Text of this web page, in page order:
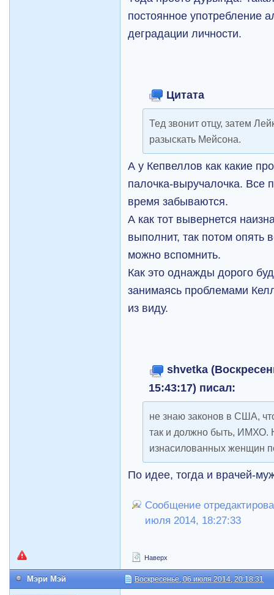
постоянное употребление
деградации личности.
Цитата
Тед звонит отцу, затем
разыскать Мейсона.
А у Кепвеллов как какие
палочка-выручалочка. Все
время забываются.
А как тот вывернется
выполнит, так потом опять
можно вспомнить.
Как это однажды дорого
занимаясь проблемами
из виду.
shvetka
15:43:17) писал:
не знаю законов в США,
так и должно быть, ИМХО.
изнасилованных женщин
По идее, тогда и врачей-
Сообщение
июля 2014, 18:27:33
Наверх
Мэри Мэй Воскресенье, 06 июля 2014, 20:18:31